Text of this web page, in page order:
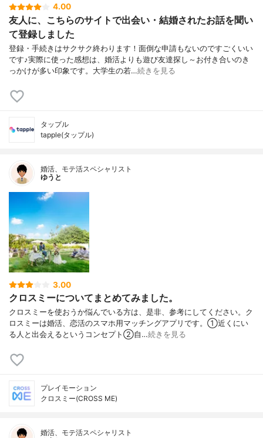
4.00
友人に、こちらのサイトで出会い・結婚されたお話を聞い
て登録しました
登録・手続きはサクサク終わります！面倒な申請もないのですごくいい
です♪実際に使った感想は、婚活よりも遊び友達探し～お付き合いのき
っかけが多い印象です。大学生の若…続きを見る
タップル
tapple(タップル)
婚活、モテ活スペシャリスト
ゆうと
3.00
クロスミーについてまとめてみました。
クロスミーを使おうか悩んでいる方は、是非、参考にしてください。ク
ロスミーは婚活、恋活のスマホ用マッチングアプリです。①近くにい
る人と出会えるというコンセプト②自…続きを見る
プレイモーション
クロスミー(CROSS ME)
婚活、モテ活スペシャリスト